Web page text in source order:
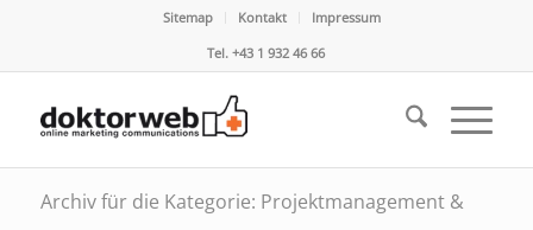
Sitemap Kontakt
Impressum
Tel. +43 1 932 46 66
Archiv für die Kategorie: Projektmanagement &